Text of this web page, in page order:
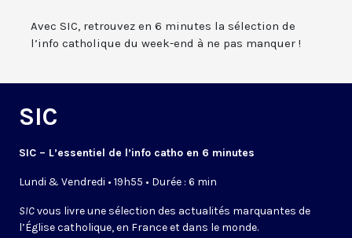
Avec SIC, retrouvez en 6 minutes la sélection de
l’info catholique du week-end à ne pas manquer !
SIC
SIC – L’essentiel de l’info catho en 6 minutes
Lundi & Vendredi • 19h55 • Durée : 6 min
SICvous livre une sélection des actualités marquantes de
l’Église catholique, en France et dans le monde.